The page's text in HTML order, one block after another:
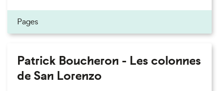
Pages
Patrick Boucheron - Les colonnes
de San Lorenzo